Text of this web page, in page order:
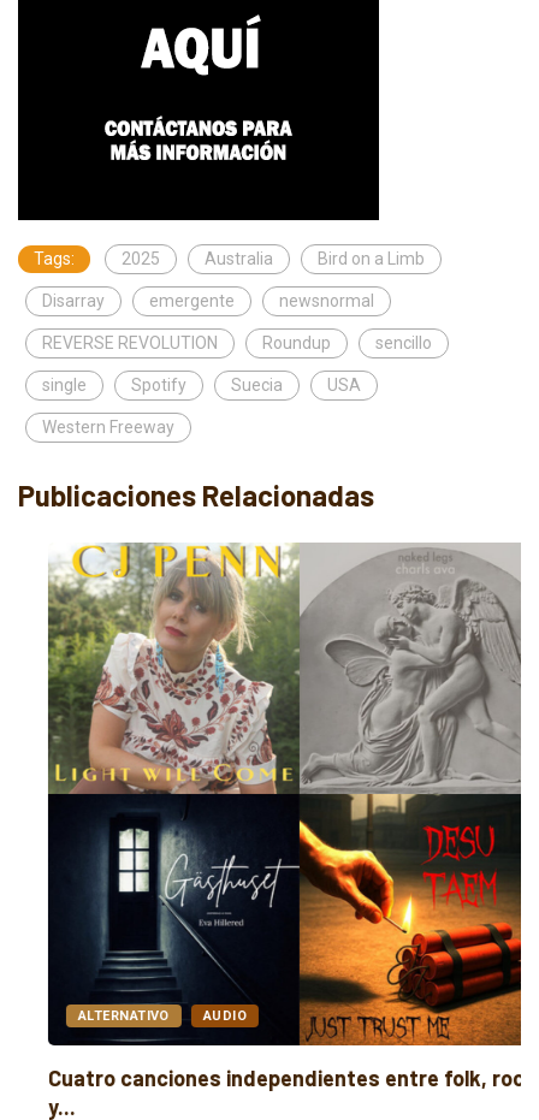
Tags: 2025 Australia Bird on a Limb
Disarray emergente newsnormal
REVERSE REVOLUTION Roundup sencillo
single Spotify Suecia USA
Western Freeway
Publicaciones Relacionadas
ALTERNATIVO AUDIO
Cuatro canciones independientes entre folk, rock